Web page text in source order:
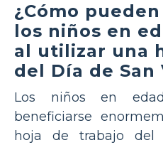
¿Cómo
los niños en
al utilizar una
del Día de San
Los niños en
beneficiarse
hoja de trabajo del